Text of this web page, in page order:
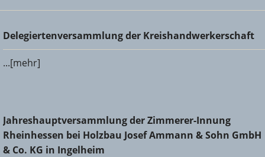
Delegiertenversammlung der Kreishandwerkerschaft
Delegiertenversammlung der Kreishandwerkerschaft
...[mehr]
Jahreshauptversammlung der Zimmerer-Innung
Rheinhessen bei Holzbau Josef Ammann & Sohn GmbH &
Co. KG in Ingelheim
Jahreshauptversammlung der Zimmerer-Innung
Rheinhessen bei Holzbau Josef Ammann & Sohn GmbH
& Co. KG in Ingelheim